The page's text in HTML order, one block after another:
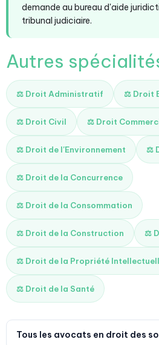
demande au bureau d'aide
tribunal judiciaire.
Autres
⚖️ Droit Administratif ⚖️ Droit
⚖️ Droit Civil ⚖️ Droit
⚖️ Droit de l'Environnement ⚖️
⚖️ Droit de la Concurrence
⚖️ Droit de la Consommation
⚖️ Droit de la Construction ⚖️
⚖️ Droit de la Propriété
⚖️ Droit de la Santé
Tous les avocats en droit des